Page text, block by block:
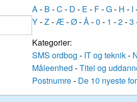
A- B -C - D - E - F-G- H - I
Y-Z-Æ-Ø-Å-0 - 1 -2-3
Kategorier:
SMS ordbog - IT og teknik-
Måleenhed -Titel og
Postnumre- De 10 nyeste